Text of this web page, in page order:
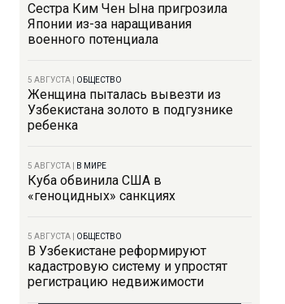
Сестра Ким Чен Ына пригрозила
Японии из-за наращивания
военного потенциала
5 АВГУСТА ОБЩЕСТВО
Женщина пыталась вывезти из
Узбекистана золото в подгузнике
ребенка
5 АВГУСТА В МИРЕ
Куба обвинила США в
«геноцидных» санкциях
5 АВГУСТА ОБЩЕСТВО
В Узбекистане реформируют
кадастровую систему и упростят
регистрацию недвижимости